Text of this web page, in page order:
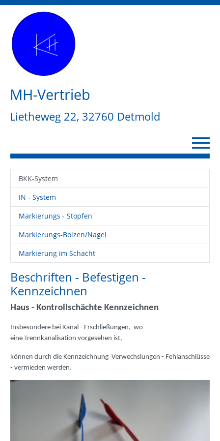
MH-Vertrieb
Lietheweg 22, 32760 Detmold
BKK-System
IN - System
Markierungs - Stopfen
Markierungs-Bolzen/Nagel
Markierung im Schacht
Beschriften - Befestigen -
Kennzeichnen
Haus - Kontrollschächte Kennzeichnen
Insbesondere bei Kanal - Erschließungen, wo
eine Trennkanalisation vorgesehen ist,
können durch die Kennzeichnung Verwechslungen - Fehlanschlüsse
- vermieden werden.